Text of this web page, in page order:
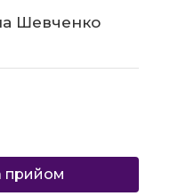
Шевченко
прийом